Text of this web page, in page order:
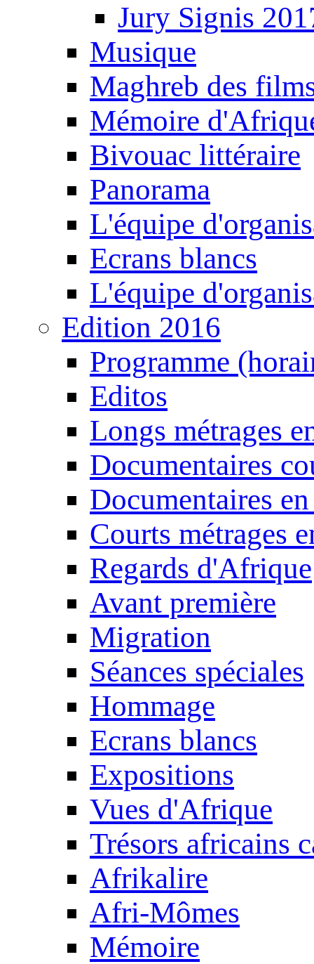
Jury Signis
Musique
Maghreb des
Mémoire
Bivouac littéraire
Panorama
L'équipe
Ecrans blancs
L'équipe
Edition 2016
Programme
Editos
Longs métrages
Documentaires
Documentaires
Courts métrages
Regards d'Afrique
Avant première
Migration
Séances spéciales
Hommage
Ecrans blancs
Expositions
Vues d'Afrique
Trésors africains
Afrikalire
Afri-Mômes
Mémoire